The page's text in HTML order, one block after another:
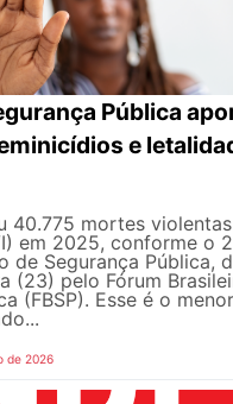
Pública
e
40.775 mortes violentas
em 2025, conforme o
de Segurança Pública,
(23) pelo Fórum
(FBSP). Esse é o menor
de 2026